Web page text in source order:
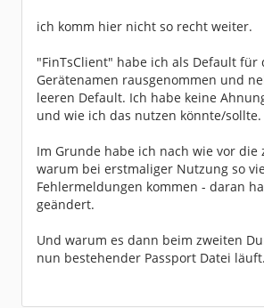
ich komm hier nicht so recht weiter.
"FinTsClient" habe ich als Default für
Gerätenamen rausgenommen und
leeren Default. Ich habe keine
und wie ich das nutzen könnte/sollte.
Im Grunde habe ich nach wie vor die
warum bei erstmaliger Nutzung so
Fehlermeldungen kommen - daran
geändert.
Und warum es dann beim zweiten
nun bestehender Passport Datei läuft.